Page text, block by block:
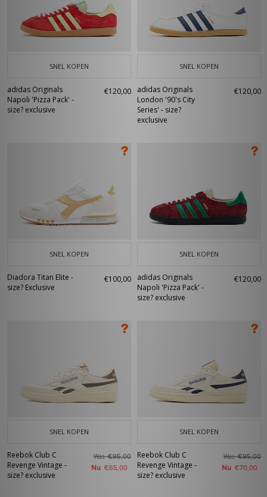
SNEL KOPEN
adidas Originals
Napoli 'Pizza Pack' -
size? exclusive
€120,00
SNEL KOPEN
adidas Originals
London '90's City
Series' - size?
exclusive
€120,00
SNEL KOPEN
Diadora Titan Elite -
size? Exclusive
€100,00
SNEL KOPEN
adidas Originals
Napoli 'Pizza Pack' -
size? exclusive
€120,00
SNEL KOPEN
Reebok Club C
Revenge Vintage -
size? exclusive
Was€95,00
Nu €65,00
SNEL KOPEN
Reebok Club C
Revenge Vintage -
size? exclusive
Was€95,00
Nu €70,00